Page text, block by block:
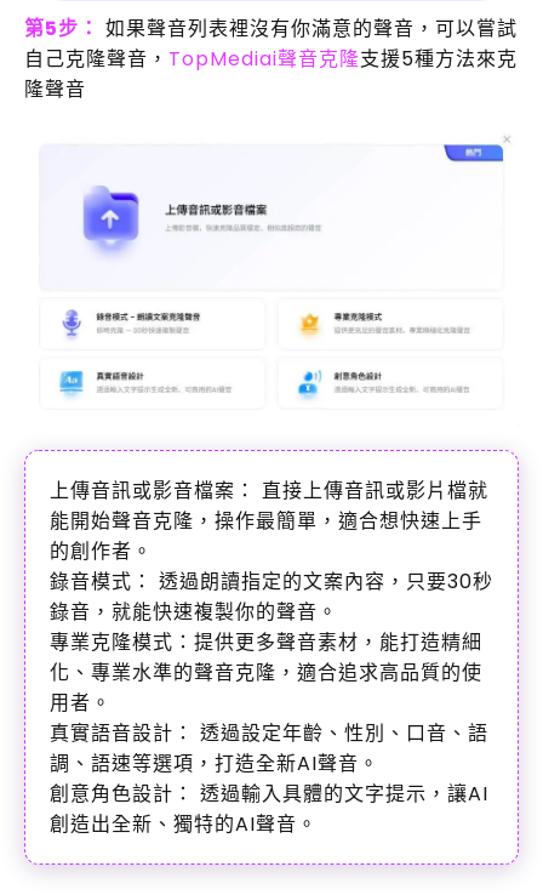
第5步： 如果聲音列表裡沒有你滿意的聲音，可以嘗試
自己克隆聲音， TopMediai聲音克隆支援5種方法來克
隆聲音
上傳音訊或影音檔案： 直接上傳音訊或影片檔就
能開始聲音克隆，操作最簡單，適合想快速上手
的創作者。
錄音模式： 透過朗讀指定的文案內容，只要30秒
錄音，就能快速複製你的聲音。
專業克隆模式：提供更多聲音素材，能打造精細
化、專業水準的聲音克隆，適合追求高品質的使
用者。
真實語音設計： 透過設定年齡、性別、口音、語
調、語速等選項，打造全新AI聲音。
創意角色設計： 透過輸入具體的文字提示，讓AI
創造出全新、獨特的AI聲音。